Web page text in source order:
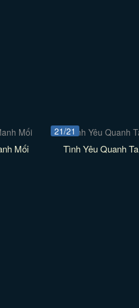
Mối
21/21
Tình Yêu Quanh Ta